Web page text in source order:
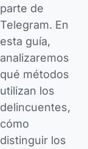
parte de
Telegram. En
esta guía,
analizaremos
qué métodos
utilizan los
delincuentes,
cómo
distinguir los